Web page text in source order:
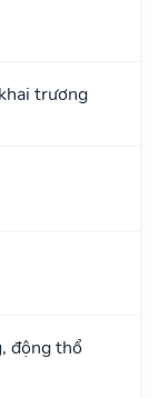
trương
động thổ